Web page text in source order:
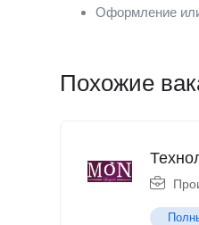
Оформление
Похожие